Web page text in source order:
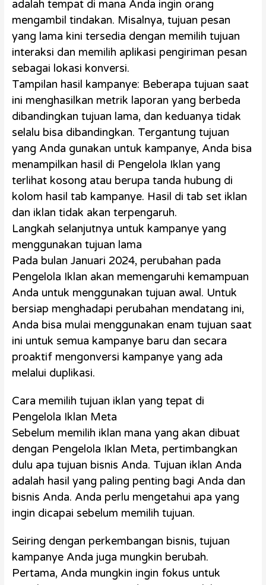
adalah tempat di mana Anda ingin orang
mengambil tindakan. Misalnya, tujuan pesan
yang lama kini tersedia dengan memilih tujuan
interaksi dan memilih aplikasi pengiriman pesan
sebagai lokasi konversi.
Tampilan hasil kampanye: Beberapa tujuan saat
ini menghasilkan metrik laporan yang berbeda
dibandingkan tujuan lama, dan keduanya tidak
selalu bisa dibandingkan. Tergantung tujuan
yang Anda gunakan untuk kampanye, Anda bisa
menampilkan hasil di Pengelola Iklan yang
terlihat kosong atau berupa tanda hubung di
kolom hasil tab kampanye. Hasil di tab set iklan
dan iklan tidak akan terpengaruh.
Langkah selanjutnya untuk kampanye yang
menggunakan tujuan lama
Pada bulan Januari 2024, perubahan pada
Pengelola Iklan akan memengaruhi kemampuan
Anda untuk menggunakan tujuan awal. Untuk
bersiap menghadapi perubahan mendatang ini,
Anda bisa mulai menggunakan enam tujuan saat
ini untuk semua kampanye baru dan secara
proaktif mengonversi kampanye yang ada
melalui duplikasi.
Cara memilih tujuan iklan yang tepat di
Pengelola Iklan Meta
Sebelum memilih iklan mana yang akan dibuat
dengan Pengelola Iklan Meta, pertimbangkan
dulu apa tujuan bisnis Anda. Tujuan iklan Anda
adalah hasil yang paling penting bagi Anda dan
bisnis Anda. Anda perlu mengetahui apa yang
ingin dicapai sebelum memilih tujuan.
Seiring dengan perkembangan bisnis, tujuan
kampanye Anda juga mungkin berubah.
Pertama, Anda mungkin ingin fokus untuk